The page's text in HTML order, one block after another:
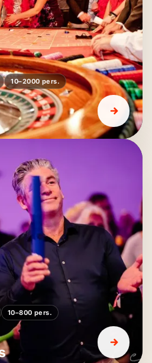
10–2000 pers.
10–800 pers.